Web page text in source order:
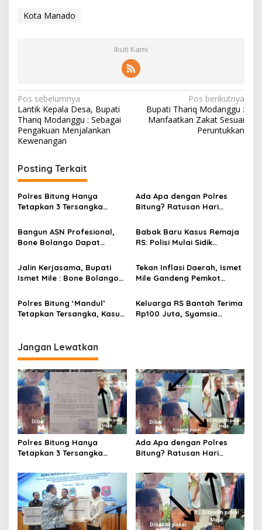
Kota Manado
Ikuti Kami
N
a
v
g
a
s
p
o
s
Pos sebelumnya
Lantik Kepala Desa, Bupati
Thariq Modanggu : Sebagai
Pengakuan Menjalankan
Kewenangan
Pos berikutnya
Bupati Thariq Modanggu :
Manfaatkan Zakat Sesuai
Peruntukkan
Posting Terkait
Polres Bitung Hanya
Tetapkan 3 Tersangka
Nasib Komplotan yang
Menjemput Paksa?
Ada Apa dengan Polres
Bitung? Ratusan Hari
‘Dikebiri’ Tanpa Kepastian
Hukum!
Bangun ASN Profesional,
Bone Bolango Dapat
Nugraha Pratama
Babak Baru Kasus Remaja
RS: Polisi Mulai Sidik
yang Dilakukan Tito Cs
Jalin Kerjasama, Bupati
Ismet Mile : Bone Bolango
Memiliki Potensi Yang Sama
Tekan Inflasi Daerah, Ismet
Mile Gandeng Pemkot
Building TPID
Polres Bitung ‘Mandul’
Tetapkan Tersangka, Kasus
Keluarga RS Bantah Terima
Rp100 Juta, Syamsia
Jangan Lewatkan
Polres Bitung Hanya
Tetapkan 3 Tersangka
Nasib Komplotan yang
Menjemput Paksa?
Ada Apa dengan Polres
Bitung? Ratusan Hari
‘Dikebiri’ Tanpa Kepastian
Hukum!